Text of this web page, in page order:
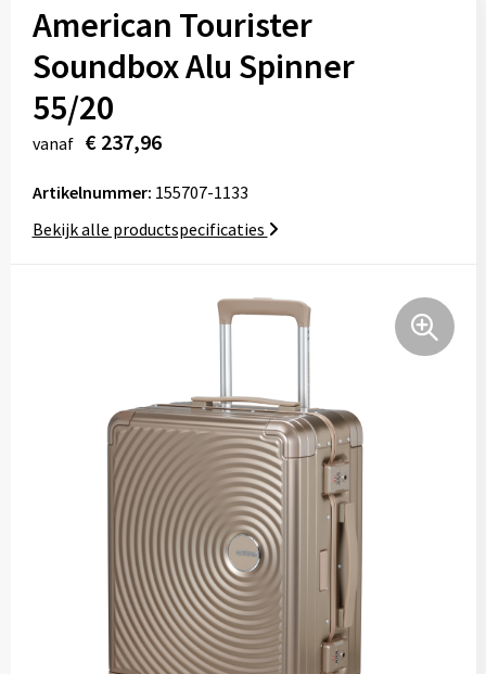
Kinderkleding
Tassen
Relatiegeschenken
American Tourister
Soundbox Alu Spinner
55/20
vanaf € 237,96
Artikelnummer: 155707-1133
Bekijk alle productspecificaties